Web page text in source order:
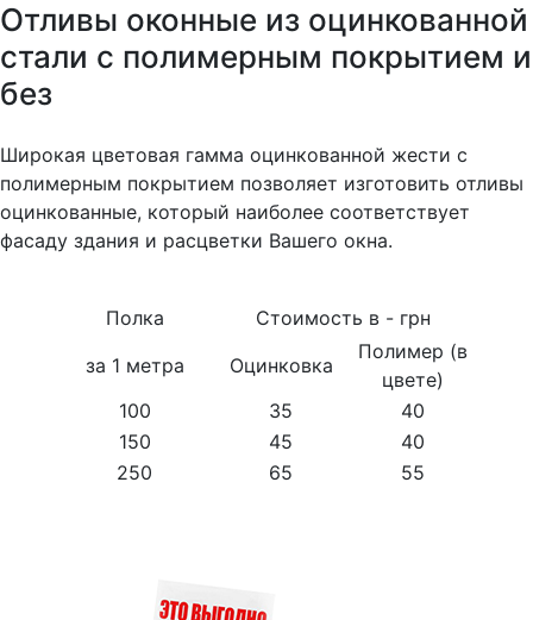
Отливы оконные из оцинкованной
стали с полимерным покрытием и
без
Широкая цветовая гамма оцинкованной жести с
полимерным покрытием позволяет изготовить отливы
оцинкованные, который наиболее соответствует
фасаду здания и расцветки Вашего окна.
Полка
Стоимость в - грн
за 1 метра
Оцинковка
Полимер (в
цвете)
100
35
40
150
45
40
250
65 55